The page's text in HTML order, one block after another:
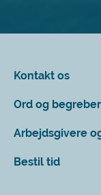
Kontakt os
Ord og begreber
Arbejdsgivere
Bestil tid